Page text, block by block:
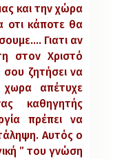
και την χώρα
οτι κάποτε θα
Γιατι αν
στον Χριστό
ζητήσει να
απέτυχε
καθηγητής
πρέπει να
Αυτός ο
” του γνώση